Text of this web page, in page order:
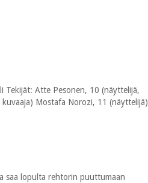
Tekijät: Atte Pesonen, 10 (näyttelijä,
Mostafa Norozi, 11 (näyttelijä)
saa lopulta rehtorin puuttumaan